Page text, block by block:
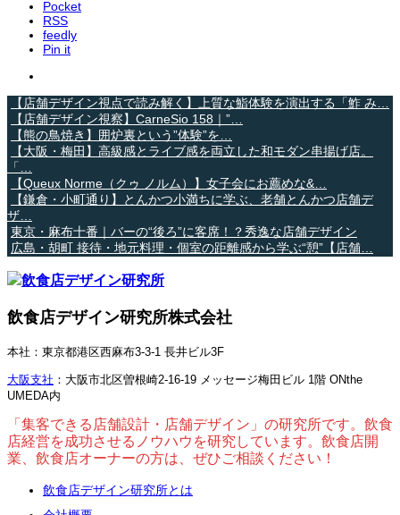
Pocket
RSS
feedly
Pin it
【店舗デザイン視点で読み解く】上質な鮨体験を演出する「鮓 み…
【店舗デザイン視察】CarneSio 158｜”…
【熊の鳥焼き】囲炉裏という”体験”を…
【大阪・梅田】高級感とライブ感を両立した和モダン串揚げ店。
「…
【Queux Norme（クゥ ノルム）】女子会にお薦めな&…
【鎌倉・小町通り】とんかつ小満ちに学ぶ、老舗とんかつ店舗デ
ザ…
東京・麻布十番｜バーの“後ろ”に客席！？秀逸な店舗デザイン
広島・胡町 接待・地元料理・個室の距離感から学ぶ“憩”【店舗…
飲食店デザイン研究所株式会社
本社：東京都港区西麻布3-3-1 長井ビル3F
大阪支社 ：大阪市北区曽根崎2-16-19 メッセージ梅田ビル 1階 ONthe
UMEDA内
「集客できる店舗設計・店舗デザイン」の研究所です。飲食
店経営を成功させるノウハウを研究しています。飲食店開
業、飲食店オーナーの方は、ぜひご相談ください！
飲食店デザイン研究所とは